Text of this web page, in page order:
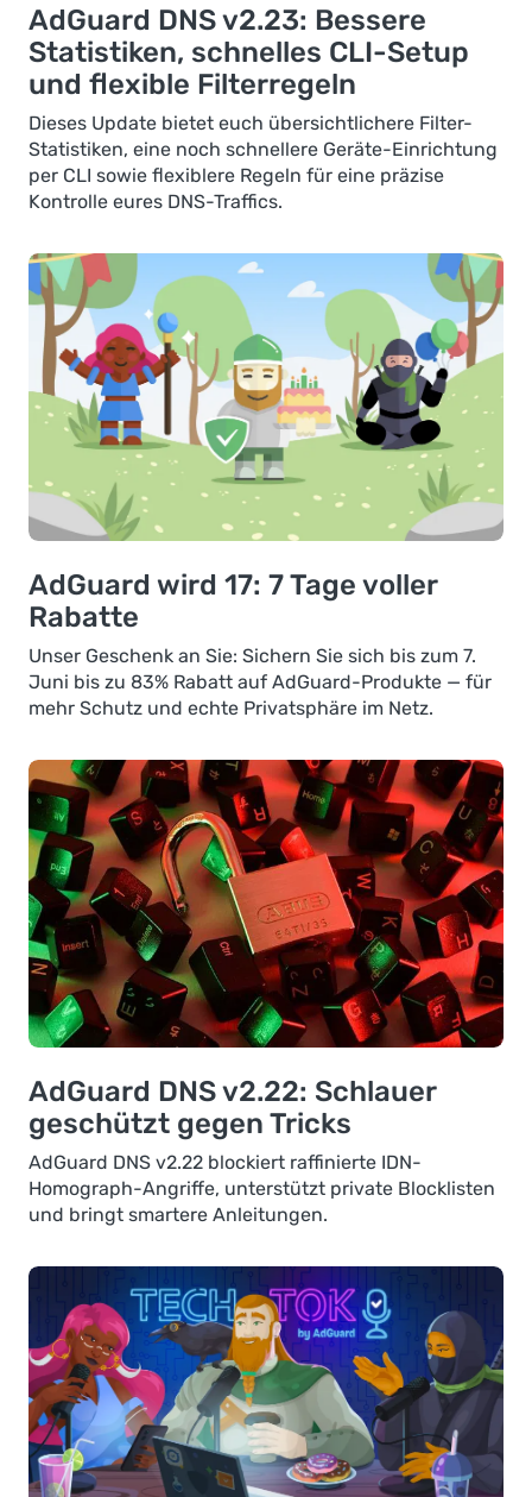
AdGuard DNS v2.23: Bessere
Statistiken, schnelles CLI-Setup
und flexible Filterregeln
Dieses Update bietet euch übersichtlichere Filter-
Statistiken, eine noch schnellere Geräte-Einrichtung
per CLI sowie flexiblere Regeln für eine präzise
Kontrolle eures DNS-Traffics.
AdGuard wird 17: 7 Tage voller
Rabatte
Unser Geschenk an Sie: Sichern Sie sich bis zum 7.
Juni bis zu 83% Rabatt auf AdGuard-Produkte — für
mehr Schutz und echte Privatsphäre im Netz.
AdGuard DNS v2.22: Schlauer
geschützt gegen Tricks
AdGuard DNS v2.22 blockiert raffinierte IDN-
Homograph-Angriffe, unterstützt private Blocklisten
und bringt smartere Anleitungen.